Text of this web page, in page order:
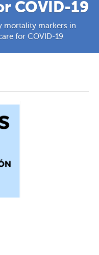
COVID-19
mortality markers in
for COVID-19